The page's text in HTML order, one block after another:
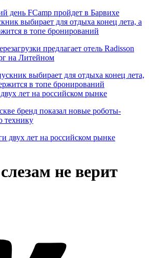
выбирает для отдыха конец лета, а
в топе бронирований
предлагает отель Radisson
на Литейном
лет на российском рынке
бренд показал новые роботы-
технику
не верит